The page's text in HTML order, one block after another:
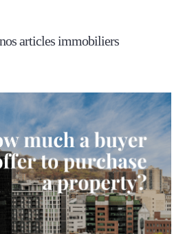
articles immobiliers